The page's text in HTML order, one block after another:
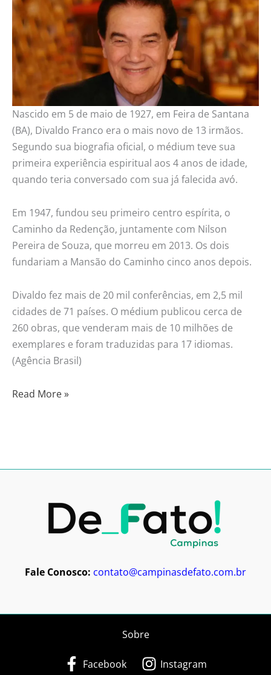
Nascido em 5 de maio de 1927, em Feira de Santana
(BA), Divaldo Franco era o mais novo de 13 irmãos.
Segundo sua biografia oficial, o médium teve sua
primeira experiência espiritual aos 4 anos de idade,
quando teria conversado com sua já falecida avó.
Em 1947, fundou seu primeiro centro espírita, o
Caminho da Redenção, juntamente com Nilson
Pereira de Souza, que morreu em 2013. Os dois
fundariam a Mansão do Caminho cinco anos depois.
Divaldo fez mais de 20 mil conferências, em 2,5 mil
cidades de 71 países. O médium publicou cerca de
260 obras, que venderam mais de 10 milhões de
exemplares e foram traduzidas para 17 idiomas.
(Agência Brasil)
Read More »
Fale Conosco: contato@campinasdefato.com.br
Sobre
Facebook Instagram